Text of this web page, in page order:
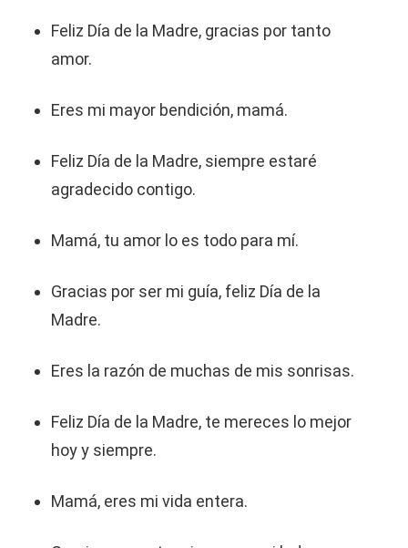
Feliz Día de la Madre, gracias por tanto
amor.
Eres mi mayor bendición, mamá.
Feliz Día de la Madre, siempre estaré
agradecido contigo.
Mamá, tu amor lo es todo para mí.
Gracias por ser mi guía, feliz Día de la
Madre.
Eres la razón de muchas de mis sonrisas.
Feliz Día de la Madre, te mereces lo mejor
hoy y siempre.
Mamá, eres mi vida entera.